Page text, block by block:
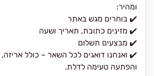
ומהיר:
✔️ בוחרים מגש באתר
✔️ מזינים כתובת, תאריך ושעה
✔️ מבצעים תשלום
✔️ ואנחנו דואגים לכל השאר – כולל אריזה,
והפתעה טעימה לדלת.